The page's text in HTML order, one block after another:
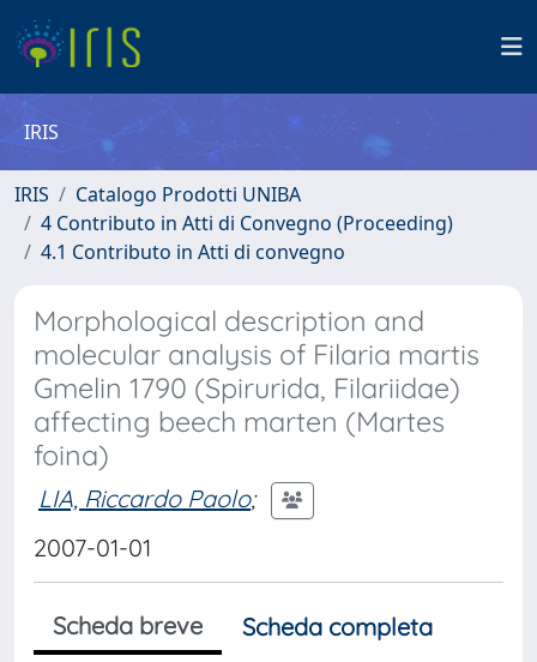
IRIS
IRIS
Catalogo Prodotti UNIBA
4 Contributo in Atti di Convegno (Proceeding)
4.1 Contributo in Atti di convegno
Morphological description and
molecular analysis of Filaria martis
Gmelin 1790 (Spirurida, Filariidae)
affecting beech marten (Martes
foina)
LIA, Riccardo Paolo;
2007-01-01
Scheda breve
Scheda completa